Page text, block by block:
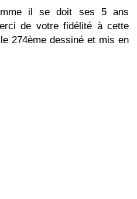
il se doit ses 5 ans
de votre fidélité à cette
274ème dessiné et mis en